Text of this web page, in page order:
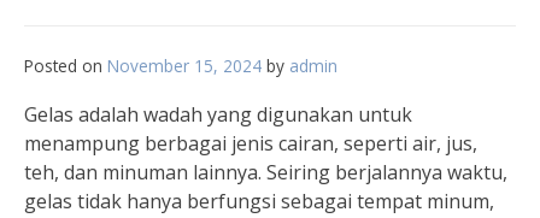
Posted on November 15, 2024 by admin
Gelas adalah wadah yang digunakan untuk
menampung berbagai jenis cairan, seperti air, jus,
teh, dan minuman lainnya. Seiring berjalannya waktu,
gelas tidak hanya berfungsi sebagai tempat minum,